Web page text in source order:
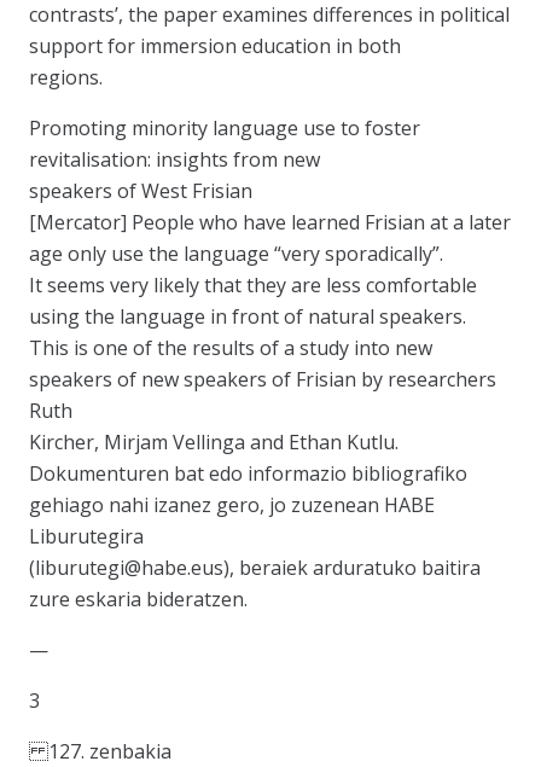
contrasts’, the paper examines differences in political
support for immersion education in both
regions.
Promoting minority language use to foster
revitalisation: insights from new
speakers of West Frisian
[Mercator] People who have learned Frisian at a later
age only use the language “very sporadically”.
It seems very likely that they are less comfortable
using the language in front of natural speakers.
This is one of the results of a study into new
speakers of new speakers of Frisian by researchers
Ruth
Kircher, Mirjam Vellinga and Ethan Kutlu.
Dokumenturen bat edo informazio bibliografiko
gehiago nahi izanez gero, jo zuzenean HABE
Liburutegira
(liburutegi@habe.eus), beraiek arduratuko baitira
zure eskaria bideratzen.
—
3
127. zenbakia